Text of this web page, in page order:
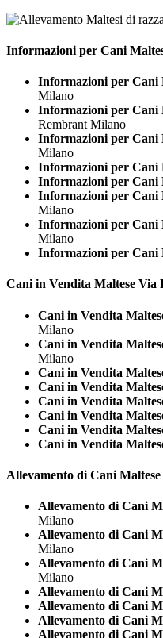
Informazioni per Cani
Informazioni per Cani
Milano
Informazioni per Cani
Rembrant Milano
Informazioni per Cani
Milano
Informazioni per Cani
Informazioni per Cani
Informazioni per Cani
Milano
Informazioni per Cani
Milano
Informazioni per Cani
Cani in Vendita Maltese Via
Cani in Vendita
Milano
Cani in Vendita
Milano
Cani in Vendita
Cani in Vendita
Cani in Vendita
Cani in Vendita
Cani in Vendita
Cani in Vendita
Allevamento di Cani
Allevamento di Cani
Milano
Allevamento di Cani
Milano
Allevamento di Cani
Milano
Allevamento di Cani
Allevamento di Cani
Allevamento di Cani
Allevamento di Cani